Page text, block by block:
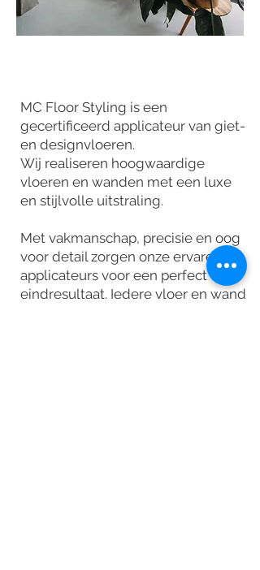
MC Floor Styling is een
gecertificeerd applicateur van giet-
en designvloeren.
Wij realiseren hoogwaardige
vloeren en wanden met een luxe
en stijlvolle uitstraling.
Met vakmanschap, precisie en oog
voor detail zorgen onze ervaren
applicateurs voor een perfect
eindresultaat. Iedere vloer en wand